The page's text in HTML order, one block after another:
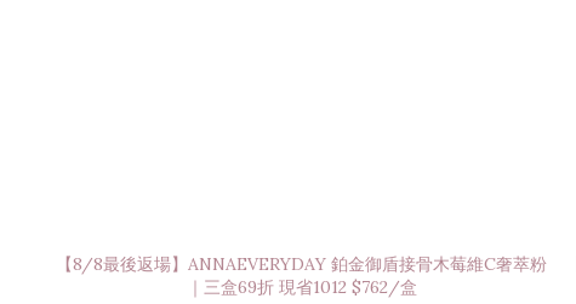
【8/8最後返場】ANNAEVERYDAY 鉑金御盾接骨木莓維C奢萃粉
｜三盒69折 現省1012 $762/盒